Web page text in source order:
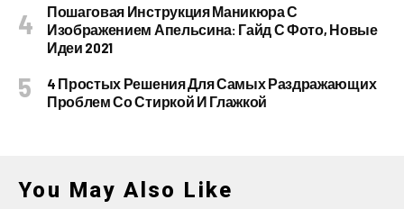
Пошаговая Инструкция Маникюра С
Изображением Апельсина: Гайд С Фото, Новые
Идеи 2021
4 Простых Решения Для Самых Раздражающих
Проблем Со Стиркой И Глажкой
You May Also Like